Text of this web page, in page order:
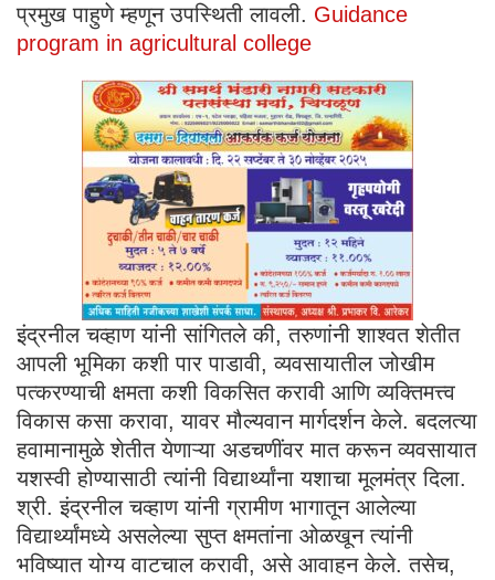
प्रमुख पाहुणे म्हणून उपस्थिती लावली. Guidance
program in agricultural college
इंद्रनील चव्हाण यांनी सांगितले की, तरुणांनी शाश्वत शेतीत
आपली भूमिका कशी पार पाडावी, व्यवसायातील जोखीम
पत्करण्याची क्षमता कशी विकसित करावी आणि व्यक्तिमत्त्व
विकास कसा करावा, यावर मौल्यवान मार्गदर्शन केले. बदलत्या
हवामानामुळे शेतीत येणाऱ्या अडचणींवर मात करून व्यवसायात
यशस्वी होण्यासाठी त्यांनी विद्यार्थ्यांना यशाचा मूलमंत्र दिला.
श्री. इंद्रनील चव्हाण यांनी ग्रामीण भागातून आलेल्या
विद्यार्थ्यांमध्ये असलेल्या सुप्त क्षमतांना ओळखून त्यांनी
भविष्यात योग्य वाटचाल करावी, असे आवाहन केले. तसेच,